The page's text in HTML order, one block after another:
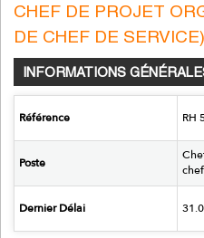
CHEF DE PROJET
DE CHEF DE SERVICE)
INFORMATIONS
Référence RH
Poste
Dernier Délai